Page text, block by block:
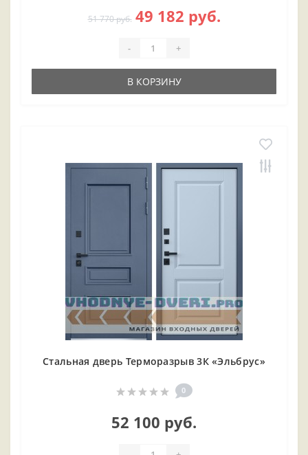
51 770 руб. 49 182 руб.
- +
В КОРЗИНУ
Стальная дверь Терморазрыв 3К «Эльбрус»
0
52 100 руб.